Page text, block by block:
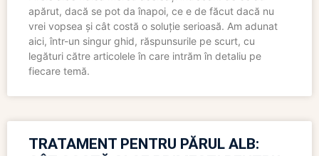
apărut, dacă se pot da înapoi, ce e de făcut dacă nu
vrei vopsea și cât costă o soluție serioasă. Am adunat
aici, într-un singur ghid, răspunsurile pe scurt, cu
legături către articolele în care intrăm în detaliu pe
fiecare temă.
TRATAMENT PENTRU PĂRUL ALB: